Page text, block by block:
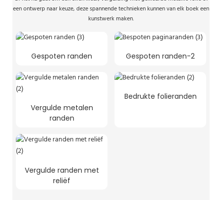
een ontwerp naar keuze, deze spannende technieken kunnen van elk boek een
kunstwerk maken.
Gespoten randen Gespoten randen-2
Vergulde metalen
randen
Bedrukte folieranden
Vergulde randen met
reliëf